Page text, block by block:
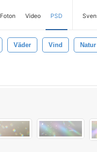
Foton Video PSD
Väder Vind Natur